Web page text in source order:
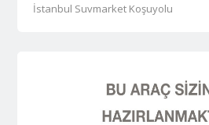
İstanbul Suvmarket Koşuyolu